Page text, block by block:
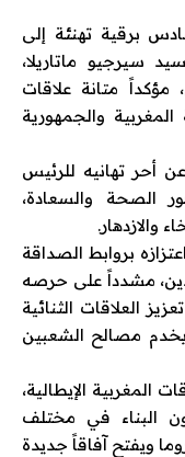
برقية تهنئة إلى
سيرجيو ماتاريلا،
مؤكداً متانة علاقات
والجمهورية
أحر تهانيه للرئيس
الصحة والسعادة،
والازدهار.
بروابط الصداقة
مشدداً على حرصه
العلاقات الثنائية
يخدم مصالح الشعبين
المغربية الإيطالية،
البناء في مختلف
ويفتح آفاقاً جديدة